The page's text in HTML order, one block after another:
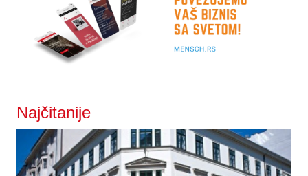
Najčitanije